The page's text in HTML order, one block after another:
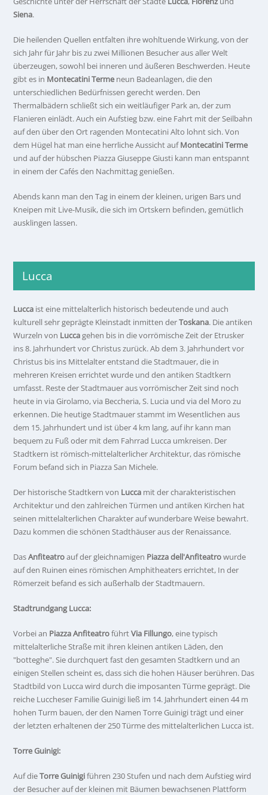
Siena.
Die heilenden Quellen entfalten ihre wohltuende Wirkung, von der
sich Jahr für Jahr bis zu zwei Millionen Besucher aus aller Welt
überzeugen, sowohl bei inneren und äußeren Beschwerden. Heute
gibt es in Montecatini Terme neun Badeanlagen, die den
unterschiedlichen Bedürfnissen gerecht werden. Den
Thermalbädern schließt sich ein weitläufiger Park an, der zum
Flanieren einlädt. Auch ein Aufstieg bzw. eine Fahrt mit der Seilbahn
auf den über den Ort ragenden Montecatini Alto lohnt sich. Von
dem Hügel hat man eine herrliche Aussicht aufMontecatini Terme
und auf der hübschen Piazza Giuseppe Giusti kann man entspannt
in einem der Cafés den Nachmittag genießen.
Abends kann man den Tag in einem der kleinen, urigen Bars und
Kneipen mit Live-Musik, die sich im Ortskern befinden, gemütlich
ausklingen lassen.
Lucca
Lucca ist eine mittelalterlich historisch bedeutende und auch
kulturell sehr geprägte Kleinstadt inmitten derToskana. Die antiken
Wurzeln von Luccagehen bis in die vorrömische Zeit der Etrusker
ins 8. Jahrhundert vor Christus zurück. Ab dem 3. Jahrhundert vor
Christus bis ins Mittelalter entstand die Stadtmauer, die in
mehreren Kreisen errichtet wurde und den antiken Stadtkern
umfasst. Reste der Stadtmauer aus vorrömischer Zeit sind noch
heute in via Girolamo, via Beccheria, S. Lucia und via del Moro zu
erkennen. Die heutige Stadtmauer stammt im Wesentlichen aus
dem 15. Jahrhundert und ist über 4 km lang, auf ihr kann man
bequem zu Fuß oder mit dem Fahrrad Lucca umkreisen. Der
Stadtkern ist römisch-mittelalterlicher Architektur, das römische
Forum befand sich in Piazza San Michele.
Der historische Stadtkern von Lucca mit der charakteristischen
Architektur und den zahlreichen Türmen und antiken Kirchen hat
seinen mittelalterlichen Charakter auf wunderbare Weise bewahrt.
Dazu kommen die schönen Stadthäuser aus der Renaissance.
DasAnfiteatroauf der gleichnamigen Piazza dell'Anfiteatrowurde
auf den Ruinen eines römischen Amphitheaters errichtet, In der
Römerzeit befand es sich außerhalb der Stadtmauern.
Stadtrundgang Lucca:
Vorbei an Piazza AnfiteatroführtVia Fillungo, eine typisch
mittelalterliche Straße mit ihren kleinen antiken Läden, den
"botteghe". Sie durchquert fast den gesamten Stadtkern und an
einigen Stellen scheint es, dass sich die hohen Häuser berühren. Das
Stadtbild von Lucca wird durch die imposanten Türme geprägt. Die
reiche Luccheser Familie Guinigi ließ im 14. Jahrhundert einen 44 m
hohen Turm bauen, der den Namen Torre Guinigi trägt und einer
der letzten erhaltenen der 250 Türme des mittelalterlichen Lucca ist.
Torre Guinigi:
Auf dieTorre Guinigiführen 230 Stufen und nach dem Aufstieg wird
der Besucher auf der kleinen mit Bäumen bewachsenen Plattform